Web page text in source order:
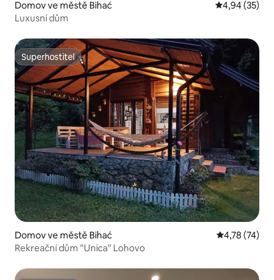
Domov ve městě Bihać Průměrné
4,94 (35)
Luxusní dům
Superhostitel
Superhostitel
Domov ve městě Bihać Průměrné
4,78 (74)
Rekreační dům "Unica" Lohovo